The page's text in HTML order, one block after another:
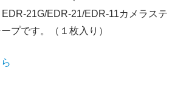
21G/EDR-21/EDR-11カメラステ
プです。（１枚入り）